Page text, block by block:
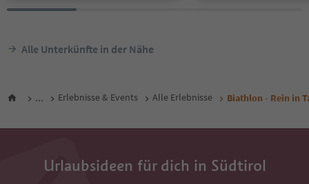
Alle Unterkünfte in der Nähe
... Erlebnisse & Events Alle Erlebnisse Biathlon - Rein in
Urlaubsideen für dich in Südtirol